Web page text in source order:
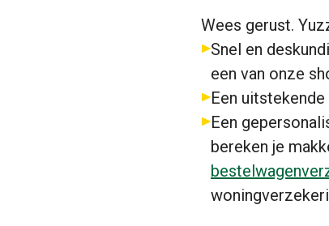
Wees gerust.
Snel en
een van onze
Een
Een
bereken je